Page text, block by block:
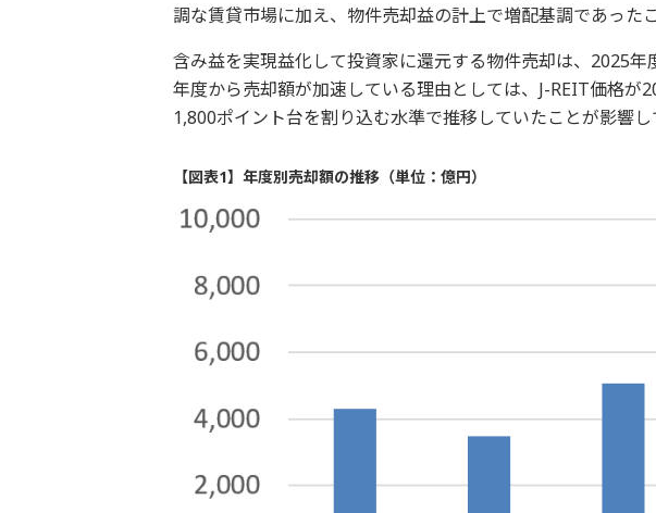
調な賃貸市場に加え、物件売却益の計上で増配基調であった
含み益を実現益化して投資家に還元する物件売却は、2025
年度から売却額が加速している理由としては、J-REIT価格が
1,800ポイント台を割り込む水準で推移していたことが影響し
【図表1】年度別売却額の推移（単位：億円）